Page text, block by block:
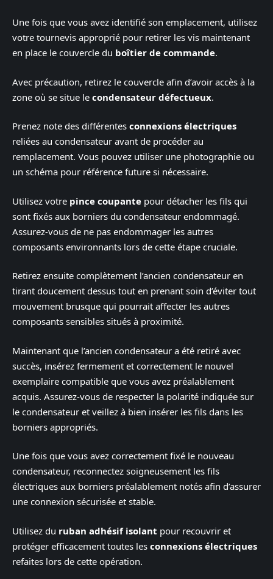
Une fois que vous avez identifié son emplacement, utilisez
votre tournevis approprié pour retirer les vis maintenant
en place le couvercle du boîtier de commande.
Avec précaution, retirez le couvercle afin d’avoir accès à la
zone où se situe le condensateur défectueux.
Prenez note des différentes connexions électriques
reliées au condensateur avant de procéder au
remplacement. Vous pouvez utiliser une photographie ou
un schéma pour référence future si nécessaire.
Utilisez votre pince coupante pour détacher les fils qui
sont fixés aux borniers du condensateur endommagé.
Assurez-vous de ne pas endommager les autres
composants environnants lors de cette étape cruciale.
Retirez ensuite complètement l’ancien condensateur en
tirant doucement dessus tout en prenant soin d’éviter tout
mouvement brusque qui pourrait affecter les autres
composants sensibles situés à proximité.
Maintenant que l’ancien condensateur a été retiré avec
succès, insérez fermement et correctement le nouvel
exemplaire compatible que vous avez préalablement
acquis. Assurez-vous de respecter la polarité indiquée sur
le condensateur et veillez à bien insérer les fils dans les
borniers appropriés.
Une fois que vous avez correctement fixé le nouveau
condensateur, reconnectez soigneusement les fils
électriques aux borniers préalablement notés afin d’assurer
une connexion sécurisée et stable.
Utilisez du ruban adhésif isolant pour recouvrir et
protéger efficacement toutes les connexions électriques
refaites lors de cette opération.